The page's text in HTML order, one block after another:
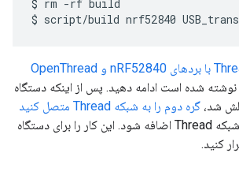
$ rm -rf build
ساخت یک شبکه Thread با بردهای nRF52840 و OpenThread
شده است ادامه دهید. پس از اینکه دستگاه
گره دوم را به شبکه Thread متصل کنید
تا دستگاه Thread به شبکه Thread اضافه شود. این کار را برای دستگاه